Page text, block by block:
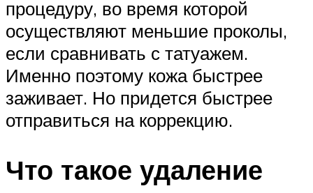
процедуру, во время которой
осуществляют меньшие проколы,
если сравнивать с татуажем.
Именно поэтому кожа быстрее
заживает. Но придется быстрее
отправиться на коррекцию.
Что такое удаление